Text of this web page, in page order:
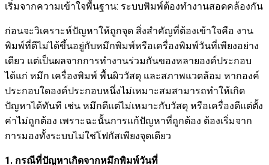
เริ่มจากความเข้าใจพื้นฐาน: ระบบพิมพ์ต้องทำงานสอดคล้องกัน
ก่อนจะวิเคราะห์ปัญหาให้ถูกจุด สิ่งสำคัญที่ต้องเข้าใจคือ งาน
พิมพ์ที่ดีไม่ได้ขึ้นอยู่กับหมึกพิมพ์หรือเครื่องพิมพ์วันที่เพียงอย่าง
เดียว แต่เป็นผลจากการทำงานร่วมกันของหลายองค์ประกอบ
ได้แก่ หมึก เครื่องพิมพ์ พื้นผิววัสดุ และสภาพแวดล้อม หากองค์
ประกอบใดองค์ประกอบหนึ่งไม่เหมาะสมสามารถทำให้เกิด
ปัญหาได้ทันที เช่น หมึกดีแต่ไม่เหมาะกับวัสดุ หรือเครื่องดีแต่ตั้ง
ค่าไม่ถูกต้อง เพราะฉะนั้นการแก้ปัญหาที่ถูกต้อง ต้องเริ่มจาก
การมองทั้งระบบไม่ใช่โฟกัสเพียงจุดเดียว
1. กรณีที่ปัญหาเกิดจากหมึกพิมพ์วันที่